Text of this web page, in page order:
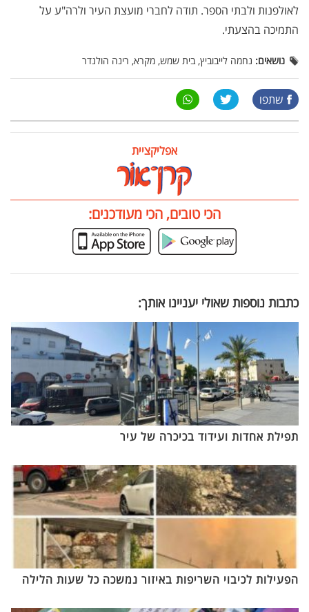
לאולפנות ולבתי הספר. תודה לחברי מועצת העיר ולרה"ע על
התמיכה בהצעתי.
נושאים: נחמה לייבוביץ, בית שמש, מקרא, רינה הולנדר
שתפו
אפליקציית
הכי טובים, הכי מעודכנים:
כתבות נוספות שאולי יעניינו אותך:
תפילת אחדות ועידוד בכיכרה של עיר
הפעילות לכיבוי השריפות באיזור נמשכה כל שעות הלילה